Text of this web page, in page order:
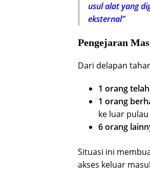
usul alat yang
eksternal”
Pengejaran
Dari delapan
1 orang
1 orang
ke luar
6 orang
Situasi ini
akses keluar